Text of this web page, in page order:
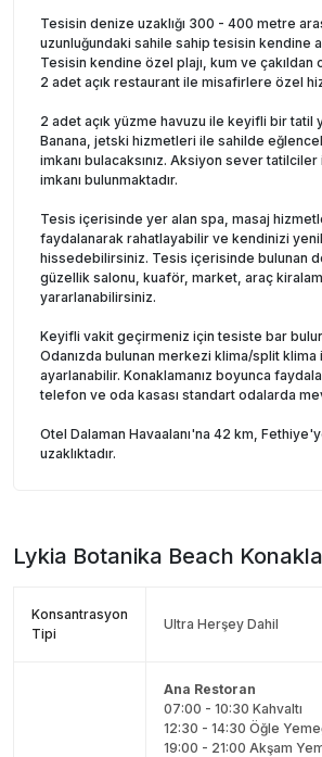
Tesisin denize uzaklığı 300 - 400 metre
uzunluğundaki sahile sahip tesisin kendine
Tesisin kendine özel plajı, kum ve çakıldan
2 adet açık restaurant ile misafirlere özel
2 adet açık yüzme havuzu ile keyifli bir tatil
Banana, jetski hizmetleri ile sahilde
imkanı bulacaksınız. Aksiyon sever tatilciler
imkanı bulunmaktadır.
Tesis içerisinde yer alan spa, masaj
faydalanarak rahatlayabilir ve kendinizi
hissedebilirsiniz. Tesis içerisinde bulunan
güzellik salonu, kuaför, market, araç
yararlanabilirsiniz.
Keyifli vakit geçirmeniz için tesiste bar
Odanızda bulunan merkezi klima/split klima
ayarlanabilir. Konaklamanız boyunca
telefon ve oda kasası standart odalarda
Otel Dalaman Havaalanı'na 42 km,
uzaklıktadır.
Lykia Botanika Beach
Konsantrasyon
Tipi
Ultra Herşey Dahil
Ana Restoran
07:00 - 10:30 Kahvaltı
12:30 - 14:30 Öğle
19:00 - 21:00 Akşam